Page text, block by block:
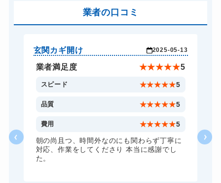
バイクカギ開け
金庫カギ開け 14,300円～(税込)
金庫カギ交換 11,000円～(税込)
業者の口コミ
玄関カギ開け 2025-05-13
業者満足度 ★★★★★5
スピード ★★★★★5
品質 ★★★★★5
費用 ★★★★★5
朝の尚且つ、時間外なのにも関わらず丁寧に
対応、作業をしてくださり 本当に感謝でし
た。